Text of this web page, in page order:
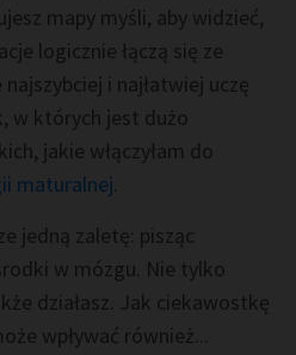
mapy myśli, aby widzieć,
logicznie łączą się ze
najszybciej i najłatwiej uczę
w których jest dużo
jakie włączyłam do
maturalnej
jedną zaletę: pisząc
w mózgu. Nie tylko
działasz. Jak ciekawostkę
wpływać również...